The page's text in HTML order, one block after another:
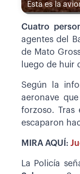
Esta es la
Cuatro
agentes del
de Mato
luego de huir
Según la
aeronave
forzoso.
escaparon
MIRA AQUÍ:
La Policía